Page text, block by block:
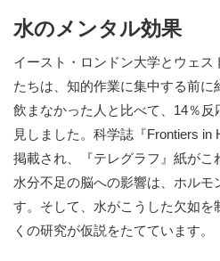
水のメンタル効果
イースト・ロンドン大学とウェ
たちは、知的作業に集中する前に
飲まなかった人と比べて、14％
見しました。科学誌『Frontiers in
掲載され、『テレグラフ』紙がこ
水分不足の脳への影響は、ホルモ
す。そして、水がこうした欠如を
くの研究が仮説をたてています。